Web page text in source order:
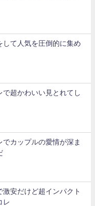
して人気を圧倒的に集め
超かわいい見とれてし
カップルの愛情が深ま
安だけど超インパクト
レ